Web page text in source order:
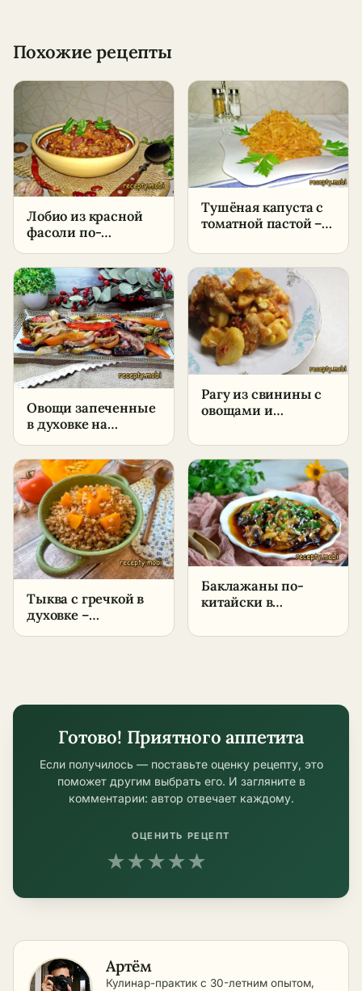
Похожие рецепты
Лобио из красной
фасоли по-
пошаговый рецепт
в домашних
условиях
Тушёная капуста с
томатной пастой –
в домашних
условиях
Овощи запеченные
в духовке на
пошаговый рецепт
Рагу из свинины с
овощами и
пошаговый рецепт
в домашних
условиях
Тыква с гречкой в
духовке –
Баклажаны по-
китайски в
пошаговый рецепт
Готово! Приятного аппетита
Если получилось — поставьте оценку рецепту, это
поможет другим выбрать его. И загляните в
комментарии: автор отвечает каждому.
ОЦЕНИТЬ РЕЦЕПТ
★★★★★
Артём
Кулинар-практик с 30-летним опытом,